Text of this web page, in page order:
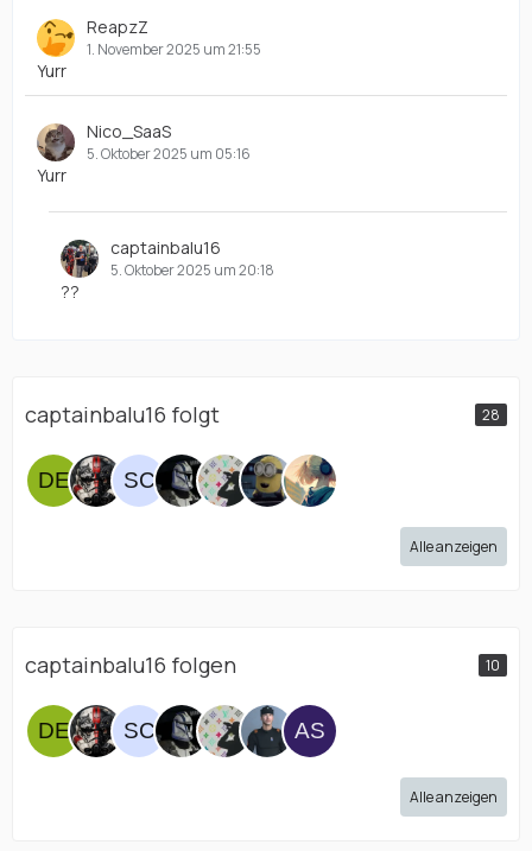
ReapzZ
1. November 2025 um 21:55
Yurr
Nico_SaaS
5. Oktober 2025 um 05:16
Yurr
captainbalu16
5. Oktober 2025 um 20:18
??
captainbalu16 folgt 28
Alle anzeigen
captainbalu16 folgen 10
Alle anzeigen